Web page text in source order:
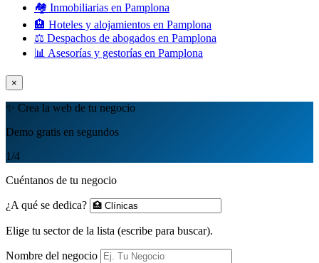
🏘️ Inmobiliarias en Pamplona
🏨 Hoteles y alojamientos en Pamplona
⚖️ Despachos de abogados en Pamplona
📊 Asesorías y gestorías en Pamplona
×
✨ Crea la web de tu negocio
Demo gratis en segundos
1/4
Cuéntanos de tu negocio
¿A qué se dedica?
Elige tu sector de la lista (escribe para buscar).
Nombre del negocio